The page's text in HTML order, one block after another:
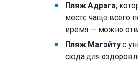
Пляж Адрага,
место чаще всего
время — можно
Пляж Магойту с
сюда для